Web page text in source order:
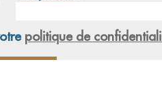
politique de